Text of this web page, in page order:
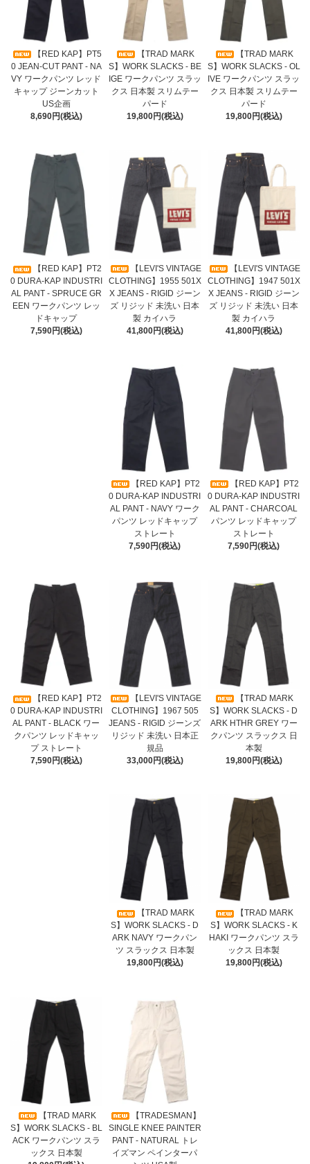
【RED KAP】PT5
0 JEAN-CUT PANT - NA
VY ワークパンツ レッド
キャップ ジーンカット
US企画
8,690円(税込)
【TRAD MARK
S】WORK SLACKS - BE
IGE ワークパンツ スラッ
クス 日本製 スリムテー
パード
19,800円(税込)
【TRAD MARK
S】WORK SLACKS - OL
IVE ワークパンツ スラッ
クス 日本製 スリムテー
パード
19,800円(税込)
【RED KAP】PT2
0 DURA-KAP INDUSTRI
AL PANT - SPRUCE GR
EEN ワークパンツ レッ
ドキャップ
7,590円(税込)
【LEVI'S VINTAGE
CLOTHING】1955 501X
X JEANS - RIGID ジーン
ズ リジッド 未洗い 日本
製 カイハラ
41,800円(税込)
【LEVI'S VINTAGE
CLOTHING】1947 501X
X JEANS - RIGID ジーン
ズ リジッド 未洗い 日本
製 カイハラ
41,800円(税込)
【RED KAP】PT2
0 DURA-KAP INDUSTRI
AL PANT - NAVY ワーク
パンツ レッドキャップ
ストレート
7,590円(税込)
【RED KAP】PT2
0 DURA-KAP INDUSTRI
AL PANT - CHARCOAL
パンツ レッドキャップ
ストレート
7,590円(税込)
【RED KAP】PT2
0 DURA-KAP INDUSTRI
AL PANT - BLACK ワー
クパンツ レッドキャッ
プ ストレート
7,590円(税込)
【LEVI'S VINTAGE
CLOTHING】1967 505
JEANS - RIGID ジーンズ
リジッド 未洗い 日本正
規品
33,000円(税込)
【TRAD MARK
S】WORK SLACKS - D
ARK HTHR GREY ワー
クパンツ スラックス 日
本製
19,800円(税込)
【TRAD MARK
S】WORK SLACKS - D
ARK NAVY ワークパン
ツ スラックス 日本製
19,800円(税込)
【TRAD MARK
S】WORK SLACKS - K
HAKI ワークパンツ スラ
ックス 日本製
19,800円(税込)
【TRAD MARK
S】WORK SLACKS - BL
ACK ワークパンツ スラ
ックス 日本製
【TRADESMAN】
SINGLE KNEE PAINTER
PANT - NATURAL トレ
イズマン ペインターパ